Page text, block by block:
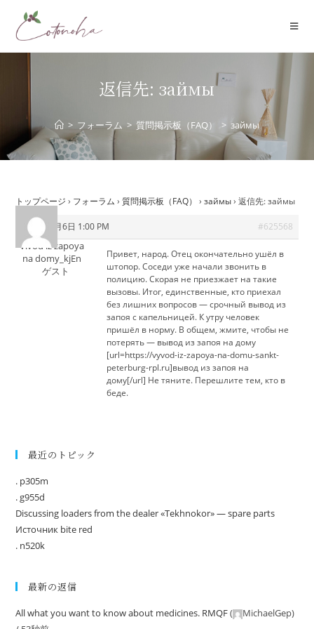
返信先: займы
> フォーラム > 質問掲示板（FAQ） > займы
トップページ › フォーラム › 質問掲示板（FAQ） › займы › 返信先: займы
2026年7月6日 1:00 PM #625568
Vivod iz zapoya
na domy_kjEn
ゲスト
Привет, народ. Отец окончательно ушёл в
штопор. Соседи уже начали звонить в
полицию. Скорая не приезжает на такие
вызовы. Итог, единственные, кто приехал
без лишних вопросов — срочный вывод из
запоя с капельницей. К утру человек
пришёл в норму. В общем, жмите, чтобы не
потерять — вывод из запоя на дому
[url=https://vyvod-iz-zapoya-na-domu-sankt-
peterburg-rpl.ru]вывод из запоя на
дому[/url] Не тяните. Перешлите тем, кто в
беде.
最近のトピック
. p305m
. g955d
Discussing loaders from the dealer «Tekhnokor» — spare parts
Источник bite red
. n520k
最新の返信
All what you want to know about medicines. RMQF( MichaelGep)